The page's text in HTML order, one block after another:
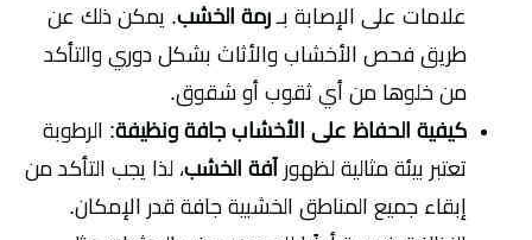
علامات على الإصابة بـ رمة الخشب. يمكن ذلك عن
طريق فحص الأخشاب والأثاث بشكل دوري والتأكد
من خلوها من أي ثقوب أو شقوق.
كيفية الحفاظ على الأخشاب جافة ونظيفة: الرطوبة
تعتبر بيئة مثالية لظهور آفة الخشب، لذا يجب التأكد من
إبقاء جميع المناطق الخشبية جافة قدر الإمكان.